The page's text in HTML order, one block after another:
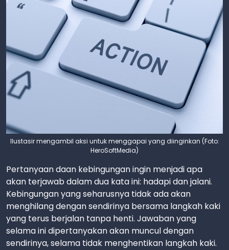
Ilustasir mengambil aksi untuk menggapai yang diinginkan (Foto:
HeroSoftMedia)
Pertanyaan daan kebingungan ingin menjadi apa
akan terjawab dalam dua kata ini: hadapi dan jalani.
Kebingungan yang seharusnya tidak ada akan
menghilang dengan sendirinya bersama langkah kaki
yang terus berjalan tanpa henti. Jawaban yang
selama ini dipertanyakan akan muncul dengan
sendirinya, selama tidak menghentikan langkah kaki.